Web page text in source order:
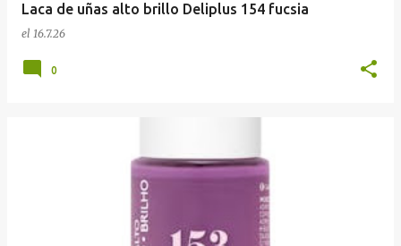
Laca de uñas alto brillo Deliplus 154 fucsia
el 16.7.26
0